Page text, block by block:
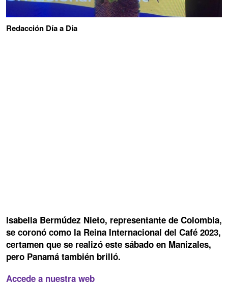
Redacción Día a Día
Isabella Bermúdez Nieto, representante de Colombia,
se coronó como la Reina Internacional del Café 2023,
certamen que se realizó este sábado en Manizales,
pero Panamá también brilló.
Accede a nuestra web